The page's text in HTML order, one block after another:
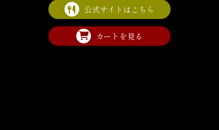
公式サイトはこちら
カートを見る